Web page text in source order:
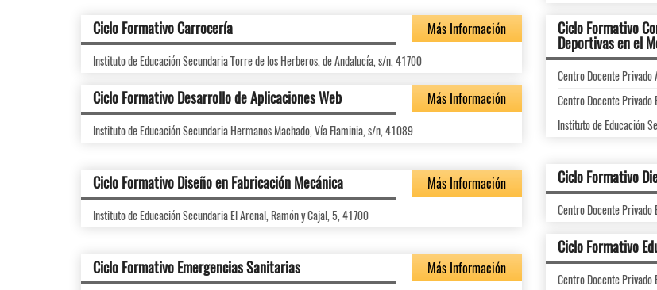
Ciclo Formativo Carrocería Más Información
Instituto de Educación Secundaria Torre de los Herberos, de Andalucía, s/n, 41700
Ciclo Formativo
Deportivas en el
Centro Docente
Centro Docente Privado
Instituto de Educación
Ciclo Formativo Desarrollo de Aplicaciones Web Más Información
Instituto de Educación Secundaria Hermanos Machado, Vía Flaminia, s/n, 41089
Ciclo Formativo
Centro Docente Privado
Ciclo Formativo Diseño en Fabricación Mecánica Más Información
Instituto de Educación Secundaria El Arenal, Ramón y Cajal, 5, 41700
Ciclo Formativo
Centro Docente Privado
Ciclo Formativo Emergencias Sanitarias Más Información